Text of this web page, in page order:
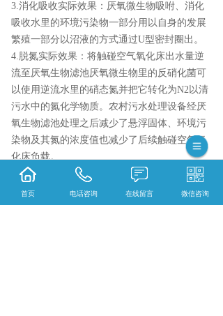
3.消化吸收实际效果：厌氧微生物吸咐、消化
吸收水里的环境污染物一部分用以自身的发展
繁殖一部分以沼液的方式通过U型密封圈出。
4.脱氮实际效果：将触碰空气氧化床出水量逆
流至厌氧生物滤池厌氧微生物里的反硝化菌可
以使用逆流水里的硝态氮并把它转化为N2以清
污水中的氮化学物质。农村污水处理设备经厌
氧生物滤池处理之后减少了悬浮固体、环境污
染物及其氮的浓度值也减少了后续触碰空气氧
化床负载。
首页 电话咨询 在线留言 微信咨询